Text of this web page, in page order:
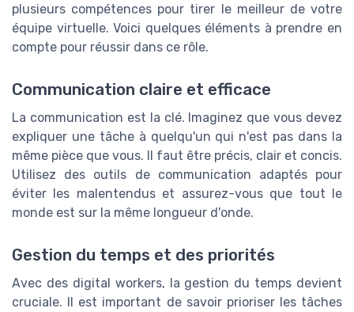
plusieurs compétences pour tirer le meilleur de votre
équipe virtuelle. Voici quelques éléments à prendre en
compte pour réussir dans ce rôle.
Communication claire et efficace
La communication est la clé. Imaginez que vous devez
expliquer une tâche à quelqu'un qui n'est pas dans la
même pièce que vous. Il faut être précis, clair et concis.
Utilisez des outils de communication adaptés pour
éviter les malentendus et assurez-vous que tout le
monde est sur la même longueur d'onde.
Gestion du temps et des priorités
Avec des digital workers, la gestion du temps devient
cruciale. Il est important de savoir prioriser les tâches